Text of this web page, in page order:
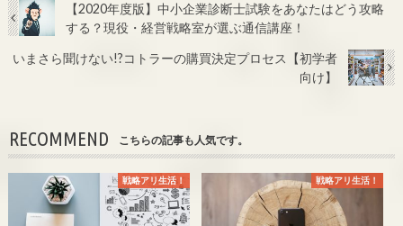
【2020年度版】中小企業診断士試験をあなたはどう攻略
する？現役・経営戦略室が選ぶ通信講座！
いまさら聞けない!?コトラーの購買決定プロセス【初学者
向け】
RECOMMEND こちらの記事も人気です。
戦略アリ生活！ 戦略アリ生活！